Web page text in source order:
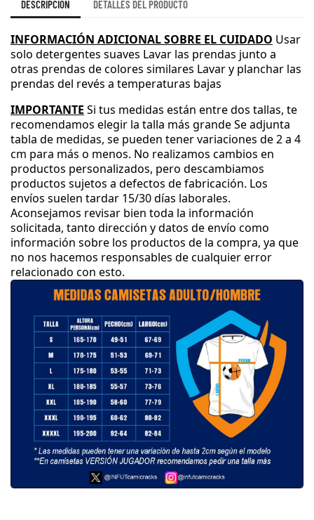
DESCRIPCIÓN DETALLES DEL PRODUCTO
INFORMACIÓN ADICIONAL SOBRE EL CUIDADO Usar
solo detergentes suaves Lavar las prendas junto a
otras prendas de colores similares Lavar y planchar las
prendas del revés a temperaturas bajas
IMPORTANTE Si tus medidas están entre dos tallas, te
recomendamos elegir la talla más grandeSe adjunta
tabla de medidas, se pueden tener variaciones de 2 a 4
cm para más o menos. No realizamos cambios en
productos personalizados, pero descambiamos
productos sujetos a defectos de fabricación. Los
envíos suelen tardar 15/30 días laborales.
Aconsejamos revisar bien toda la información
solicitada, tanto dirección y datos de envío como
información sobre los productos de la compra, ya que
no nos hacemos responsables de cualquier error
relacionado con esto.